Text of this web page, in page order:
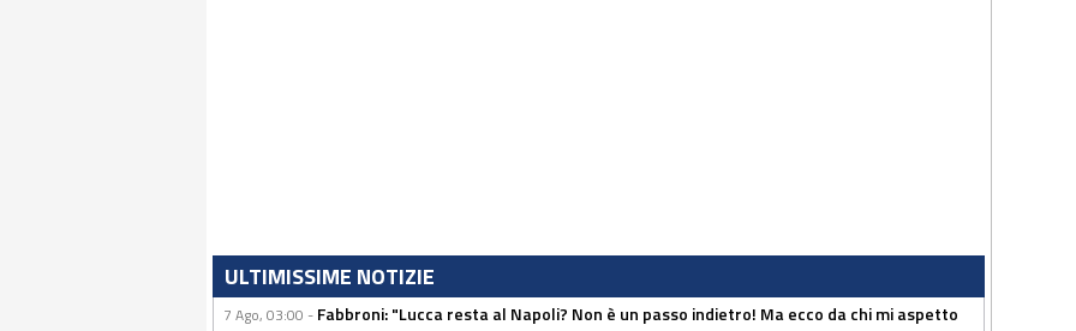
ULTIMISSIME NOTIZIE
7 Ago, 03:00 - Fabbroni: "Lucca resta al Napoli? Non è un passo indietro! Ma ecco da chi mi aspetto